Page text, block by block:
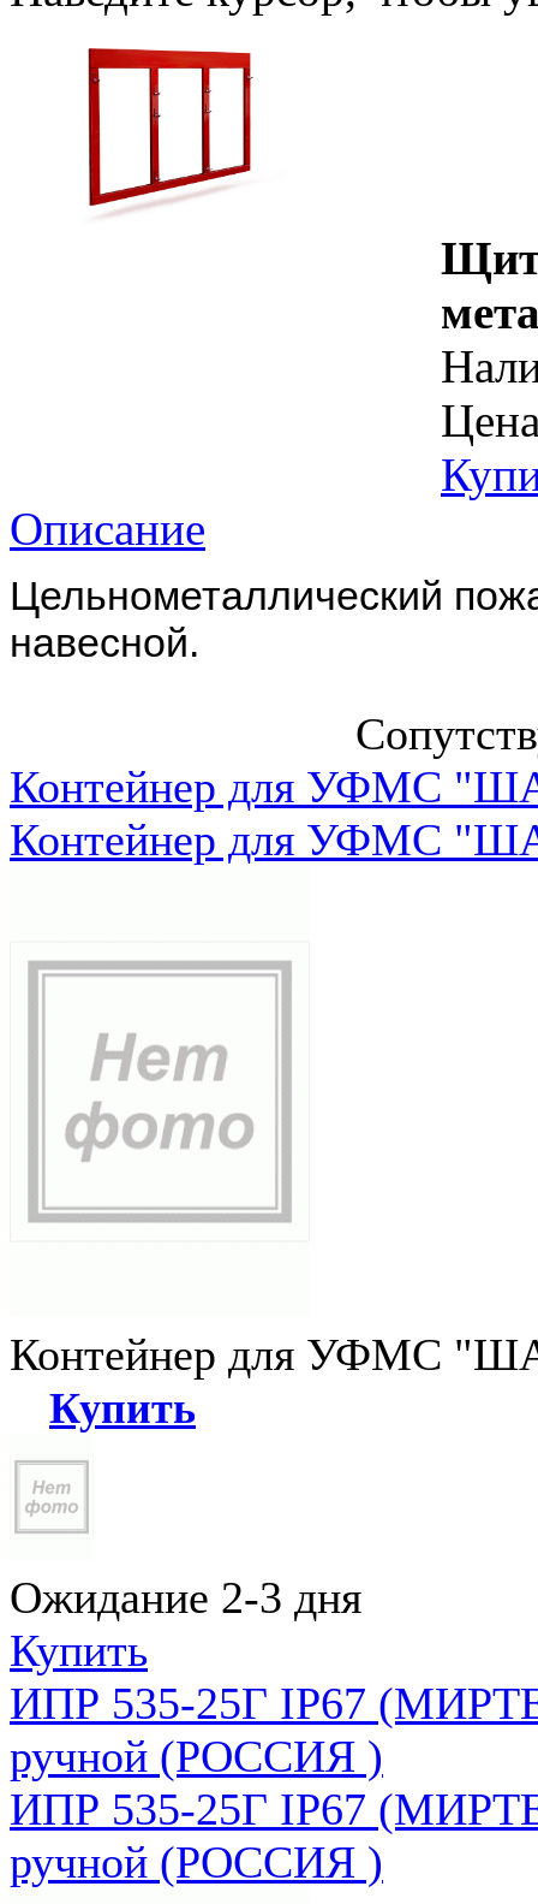
Щит
Описание
Цельнометаллический
навесной.
Контейнер для УФМС
Контейнер для УФМС
Контейнер для УФМС
Купить
Ожидание 2-3 дня
Купить
ИПР 535-25Г IP67
ручной (РОССИЯ )
ИПР 535-25Г IP67
ручной (РОССИЯ )